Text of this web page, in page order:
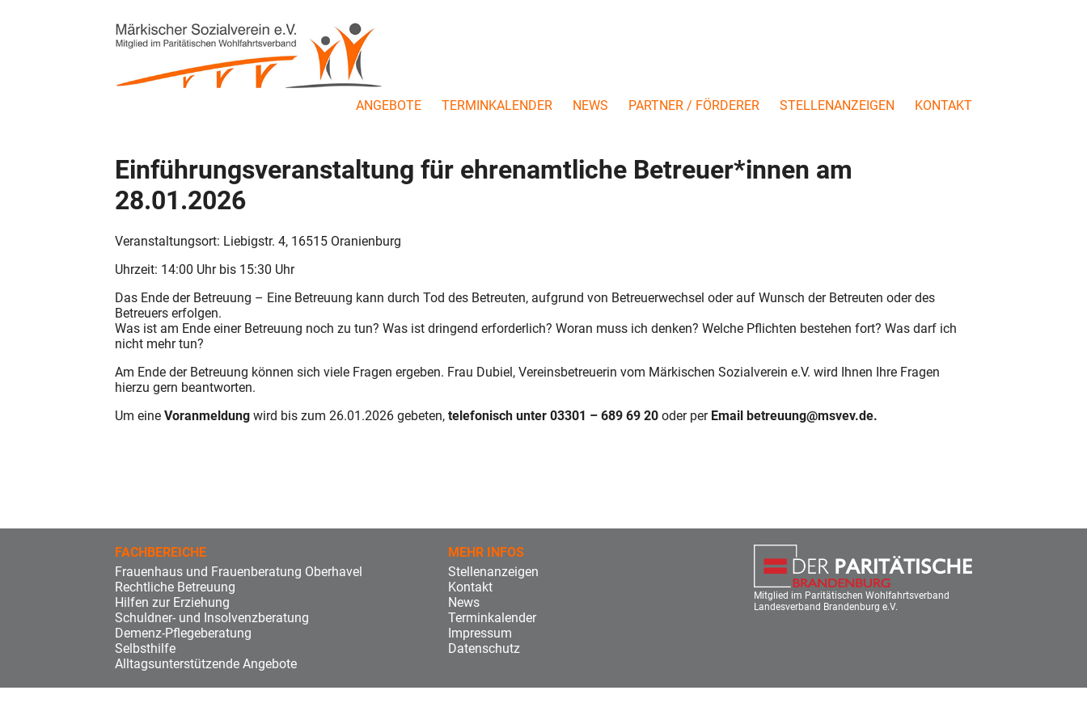
ANGEBOTE TERMINKALENDER NEWS PARTNER / FÖRDERER STELLENANZEIGEN KONTAKT
Einführungsveranstaltung für ehrenamtliche Betreuer*innen am
28.01.2026
Veranstaltungsort: Liebigstr. 4, 16515 Oranienburg
Uhrzeit: 14:00 Uhr bis 15:30 Uhr
Das Ende der Betreuung – Eine Betreuung kann durch Tod des Betreuten, aufgrund von Betreuerwechsel oder auf Wunsch der Betreuten oder des
Betreuers erfolgen.
Was ist am Ende einer Betreuung noch zu tun? Was ist dringend erforderlich? Woran muss ich denken? Welche Pflichten bestehen fort? Was darf ich
nicht mehr tun?
Am Ende der Betreuung können sich viele Fragen ergeben. Frau Dubiel, Vereinsbetreuerin vom Märkischen Sozialverein e.V. wird Ihnen Ihre Fragen
hierzu gern beantworten.
Um eine Voranmeldung wird bis zum 26.01.2026 gebeten, telefonisch unter 03301 – 689 69 20 oder perEmail betreuung@msvev.de.
FACHBEREICHE
Frauenhaus und Frauenberatung Oberhavel
Rechtliche Betreuung
Hilfen zur Erziehung
Schuldner- und Insolvenzberatung
Demenz-Pflegeberatung
Selbsthilfe
Alltagsunterstützende Angebote
MEHR INFOS
Stellenanzeigen
Kontakt
News
Terminkalender
Impressum
Datenschutz
Mitglied im Paritätischen Wohlfahrtsverband
Landesverband Brandenburg e.V.